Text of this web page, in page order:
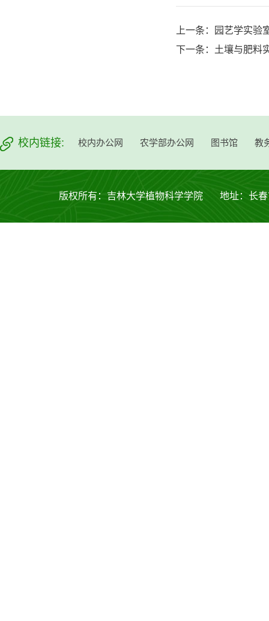
上一条：
园艺学实验
下一条： 土壤与肥料
校内链接: 校内办公网 农学部办公网 图书馆 教
版权所有：吉林大学植物科学学院 地址：长